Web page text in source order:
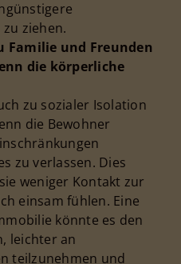
ziehen.
Familie und Freunden
die körperliche
zu sozialer Isolation
die Bewohner
zu verlassen. Dies
weniger Kontakt zur
einsam fühlen. Eine
könnte es den
leichter an
teilzunehmen und